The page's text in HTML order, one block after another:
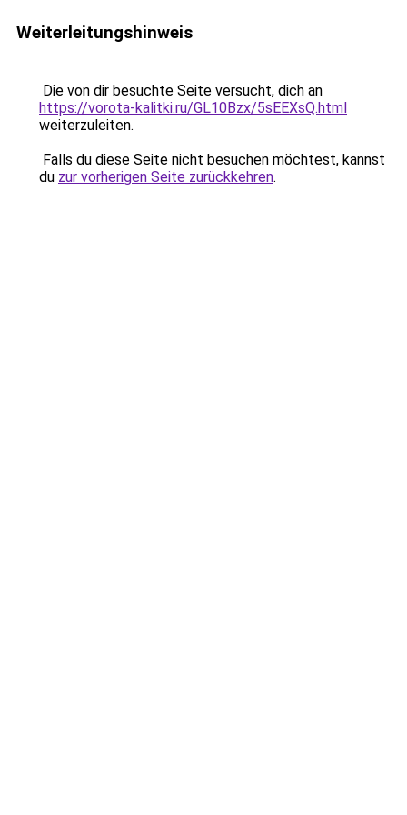
Weiterleitungshinweis
Die von dir besuchte Seite versucht, dich an
https://vorota-kalitki.ru/GL10Bzx/5sEEXsQ.html
weiterzuleiten.
Falls du diese Seite nicht besuchen möchtest, kannst
du zur vorherigen Seite zurückkehren.